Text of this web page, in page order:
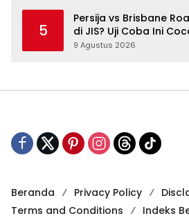
5
Persija vs Brisbane
di JIS? Uji Coba Ini
Macan Kemayoran
9 Agustus 2026
Beranda Privacy Policy
Terms and Conditions
Indeks